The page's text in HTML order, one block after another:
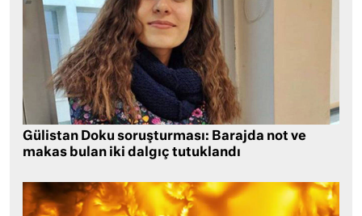
Gülistan Doku soruşturması: Barajda not ve
makas bulan iki dalgıç tutuklandı